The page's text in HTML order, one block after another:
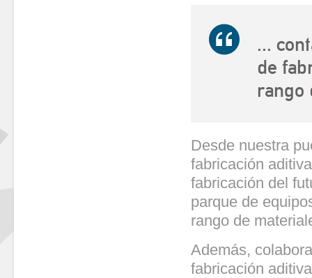
...
de
rango
Desde nuestra
fabricación
fabricación del
parque de
rango de
Además,
fabricación